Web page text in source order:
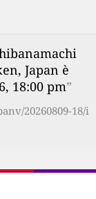
Japan è
18:00 pm”
20260809-18/i